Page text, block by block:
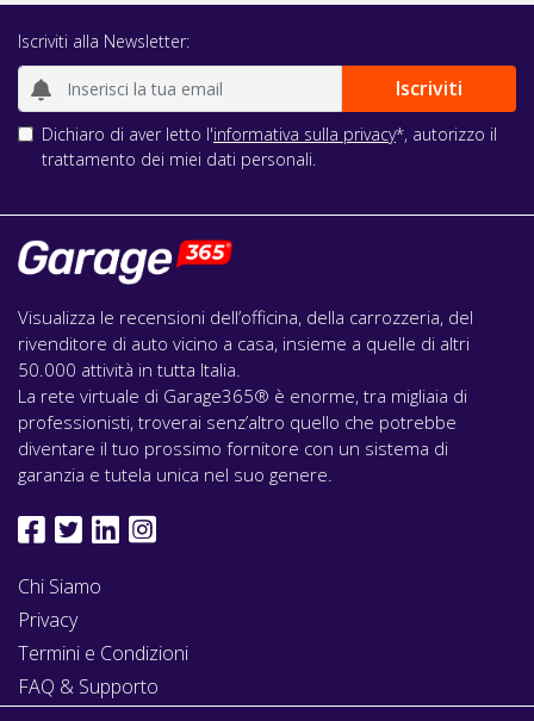
Iscriviti alla Newsletter:
Dichiaro di aver letto l'informativa sulla privacy*, autorizzo il
trattamento dei miei dati personali.
Visualizza le recensioni dell’officina, della carrozzeria, del
rivenditore di auto vicino a casa, insieme a quelle di altri
50.000 attività in tutta Italia.
La rete virtuale di Garage365® è enorme, tra migliaia di
professionisti, troverai senz’altro quello che potrebbe
diventare il tuo prossimo fornitore con un sistema di
garanzia e tutela unica nel suo genere.
Chi Siamo
Privacy
Termini e Condizioni
FAQ & Supporto